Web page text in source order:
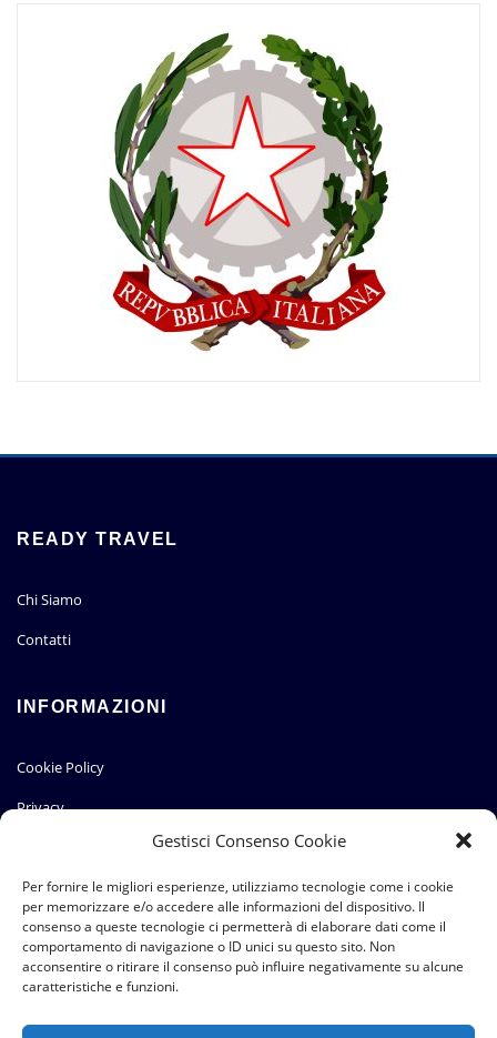
Gestisci Consenso Cookie
Per fornire le migliori esperienze, utilizziamo tecnologie come i cookie
per memorizzare e/o accedere alle informazioni del dispositivo. Il
consenso a queste tecnologie ci permetterà di elaborare dati come il
comportamento di navigazione o ID unici su questo sito. Non
acconsentire o ritirare il consenso può influire negativamente su alcune
caratteristiche e funzioni.
READY TRAVEL
Chi Siamo
Contatti
INFORMAZIONI
Cookie Policy
Privacy
Il Portale
Il Progetto